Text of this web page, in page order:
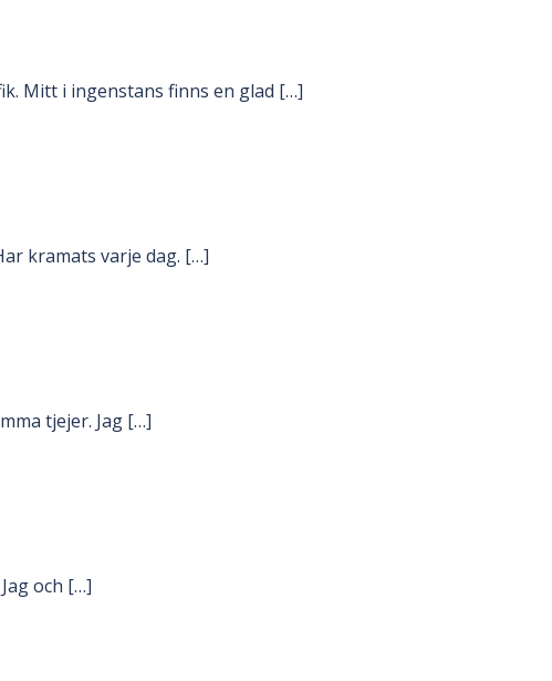
Mitt i ingenstans finns en glad […]
kramats varje dag. […]
tjejer. Jag […]
och […]